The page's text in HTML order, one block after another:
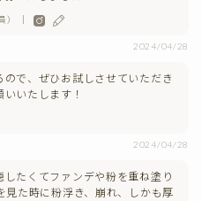
） ｜
2024/04/28
で、ぜひお試しさせていただき
いたします！
2024/04/28
たくてファンデや粉を重ね塗り
見た時に粉浮き、崩れ、しかも厚